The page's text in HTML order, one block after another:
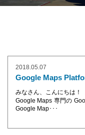
2018.05.07
Google Maps
みなさん、こんにちは！
Google Maps 専門の
Google Map･･･